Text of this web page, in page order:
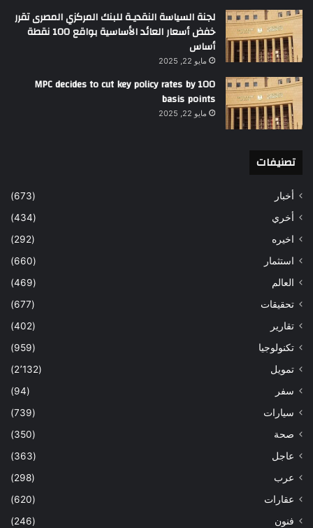
لجنة السياسة النقديـة للبنك المركزي المصرى تقرر
خفض أسعار العائد الأساسية بواقع 100 نقطة
أساس
مايو 22, 2025
MPC decides to cut key policy rates by 100
basis points
مايو 22, 2025
تصنيفات
أخبار
(673)
أخري
(434)
اخيره
(292)
استثمار
(660)
العالم
(469)
تحقيقات
(677)
تقارير
(402)
تكنولوجيا
(959)
تمويل
(2٬132)
سفر
(94)
سيارات
(739)
صحة
(350)
عاجل
(363)
عرب
(298)
عقارات
(620)
فنون
(246)